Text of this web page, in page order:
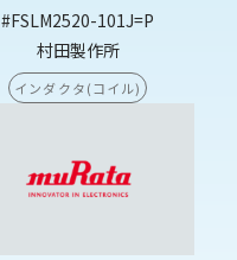
#FSLM2520-101J=P
村田製作所
インダクタ(コイル)